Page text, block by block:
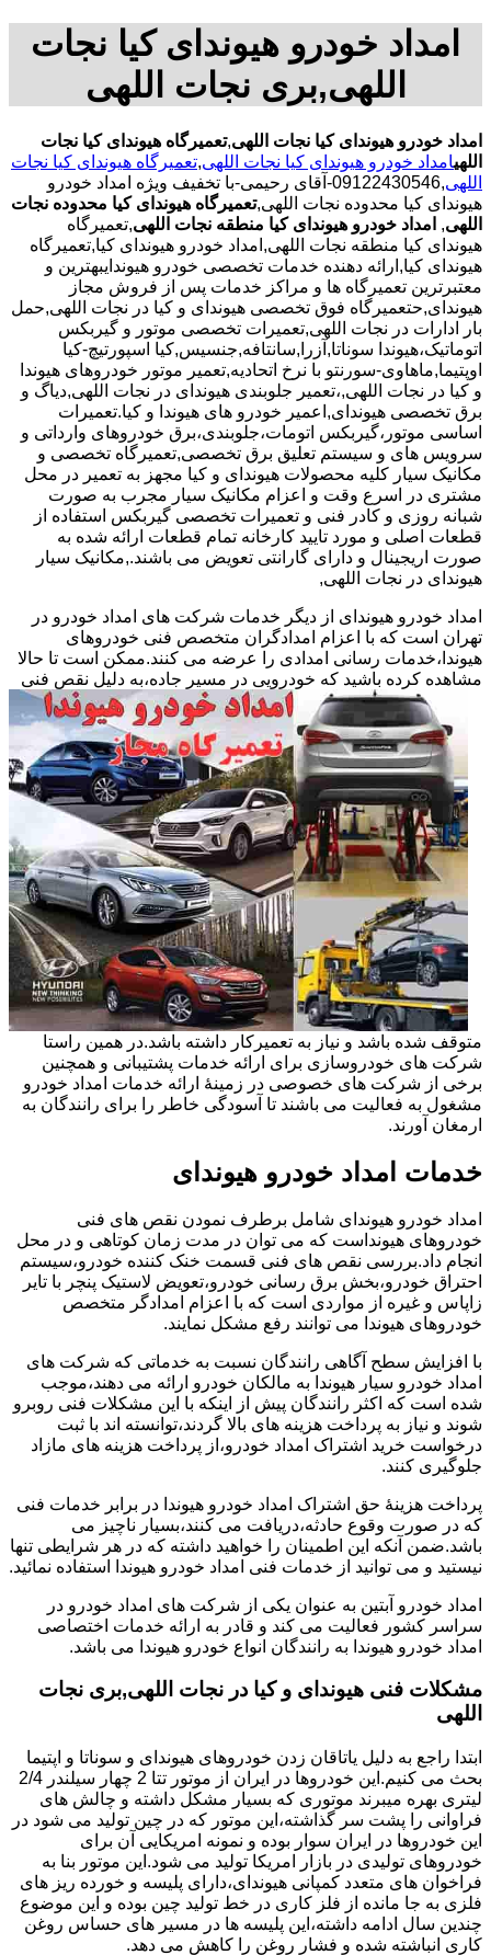
امداد خودرو هیوندای کیا نجات
اللهی,بری نجات اللهی
امداد خودرو هیوندای کیا نجات اللهی,تعمیرگاه هیوندای کیا نجات
اللهیامداد خودرو هیوندای کیا نجات اللهی,تعمیرگاه هیوندای کیا نجات
اللهی
,09122430546-آقای رحیمی-با تخفیف ویژه امداد خودرو
هیوندای کیا محدوده نجات اللهی,تعمیرگاه هیوندای کیا محدوده نجات
اللهی, امداد خودرو هیوندای کیا منطقه نجات اللهی,تعمیرگاه
هیوندای کیا منطقه نجات اللهی,امداد خودرو هیوندای کیا,تعمیرگاه
هیوندای کیا,ارائه دهنده خدمات تخصصی خودرو هیوندایبهترین و
معتبرترین تعمیرگاه ها و مراکز خدمات پس از فروش مجاز
هیوندای,حتعمیرگاه فوق تخصصی هیوندای و کیا در نجات اللهی,حمل
بار ادارات در نجات اللهی,تعمیرات تخصصی موتور و گیربکس
اتوماتیک،هیوندا سوناتا,آزرا,سانتافه,جنسیس,کیا اسپورتیچ-کیا
اوپتیما‌,ماهاوی-سورنتو با نرخ اتحادیه,تعمیر موتور خودروهای هیوندا
و کیا در نجات اللهی,،تعمیر جلوبندی هیوندای در نجات اللهی,دیاگ و
برق تخصصی هیوندای,اعمیر خودرو های هیوندا و کیا.تعمیرات
اساسی موتور،گیربکس اتومات،جلوبندی،برق خودروهای وارداتی و
سرویس های و سیستم تعلیق برق تخصصی,تعمیرگاه تخصصی و
مکانیک سیار کلیه محصولات هیوندای و کیا مجهز به تعمیر در محل
مشتری در اسرع وقت و اعزام مکانیک سیار مجرب به صورت
شبانه روزی و کادر فنی و تعمیرات تخصصی گیربکس استفاده از
قطعات اصلی و مورد تایید کارخانه تمام قطعات ارائه شده به
صورت اریجینال و دارای گارانتی تعویض می باشند.,مکانیک سیار
هیوندای در نجات اللهی,
امداد خودرو هیوندای از دیگر خدمات شرکت های امداد خودرو در
تهران است که با اعزام امدادگران متخصص فنی خودروهای
هیوندا،خدمات رسانی امدادی را عرضه می کنند.ممکن است تا حالا
مشاهده کرده باشید که خودرویی در مسیر جاده،به دلیل نقص فنی
متوقف شده باشد و نیاز به تعمیرکار داشته باشد.در همین راستا
شرکت های خودروسازی برای ارائه خدمات پشتیبانی و همچنین
برخی از شرکت های خصوصی در زمینۀ ارائه خدمات امداد خودرو
مشغول به فعالیت می باشند تا آسودگی خاطر را برای رانندگان به
ارمغان آورند.
خدمات امداد خودرو هیوندای
امداد خودرو هیوندای شامل برطرف نمودن نقص های فنی
خودروهای هیونداست که می توان در مدت زمان کوتاهی و در محل
انجام داد.بررسی نقص های فنی قسمت خنک کننده خودرو،سیستم
احتراق خودرو،بخش برق رسانی خودرو،تعویض لاستیک پنچر با تایر
زاپاس و غیره از مواردی است که با اعزام امدادگر متخصص
خودروهای هیوندا می توانند رفع مشکل نمایند.
با افزایش سطح آگاهی رانندگان نسبت به خدماتی که شرکت های
امداد خودرو سیار هیوندا به مالکان خودرو ارائه می دهند،موجب
شده است که اکثر رانندگان پیش از اینکه با این مشکلات فنی روبرو
شوند و نیاز به پرداخت هزینه های بالا گردند،توانسته اند با ثبت
درخواست خرید اشتراک امداد خودرو،از پرداخت هزینه های مازاد
جلوگیری کنند.
پرداخت هزینۀ حق اشتراک امداد خودرو هیوندا در برابر خدمات فنی
که در صورت وقوع حادثه،دریافت می کنند،بسیار ناچیز می
باشد.ضمن آنکه این اطمینان را خواهید داشته که در هر شرایطی تنها
نیستید و می توانید از خدمات فنی امداد خودرو هیوندا استفاده نمائید.
امداد خودرو آبتین به عنوان یکی از شرکت های امداد خودرو در
سراسر کشور فعالیت می کند و قادر به ارائه خدمات اختصاصی
امداد خودرو هیوندا به رانندگان انواع خودرو هیوندا می باشد.
مشکلات فنی هیوندای و کیا در نجات اللهی,بری نجات
اللهی
ابتدا راجع به دلیل یاتاقان زدن خودروهای هیوندای و سوناتا و اپتیما
بحث می کنیم.این خودروها در ایران از موتور تتا 2 چهار سیلندر 2/4
لیتری بهره میبرند موتوری که بسیار مشکل داشته و چالش های
فراوانی را پشت سر گذاشته،این موتور که در چین تولید می شود در
این خودروها در ایران سوار بوده و نمونه امریکایی آن برای
خودروهای تولیدی در بازار امریکا تولید می شود.این موتور بنا به
فراخوان های متعدد کمپانی هیوندای،دارای پلیسه و خورده ریز های
فلزی به جا مانده از فلز کاری در خط تولید چین بوده و این موضوع
چندین سال ادامه داشته،این پلیسه ها در مسیر های حساس روغن
کاری انباشته شده و فشار روغن را کاهش می دهد.